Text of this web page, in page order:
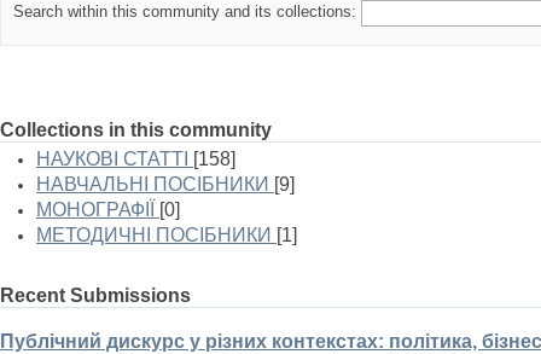
Search within this community and its collections:
Collections in this community
НАУКОВІ СТАТТІ [158]
НАВЧАЛЬНІ ПОСІБНИКИ [9]
МОНОГРАФІЇ
[0]
МЕТОДИЧНІ ПОСІБНИКИ [1]
Recent Submissions
Публічний дискурс у різних контекстах: політика,